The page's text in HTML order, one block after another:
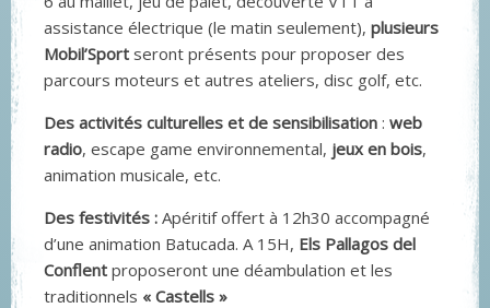
assistance électrique (le matin seulement), plusieurs
Mobil’Sport seront présents pour proposer des
parcours moteurs et autres ateliers, disc golf, etc.
Des activités culturelles et de sensibilisation : web
radio, escape game environnemental, jeux en bois,
animation musicale, etc.
Des festivités : Apéritif offert à 12h30 accompagné
d’une animation Batucada. A 15H, Els Pallagos del
Conflent proposeront une déambulation et les
traditionnels « Castells »